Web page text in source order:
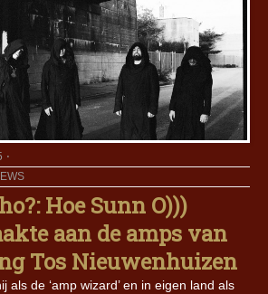
Hoe Sunn O)))
aan de amps van
Tos Nieuwenhuizen
als de ‘amp wizard’ en in eigen land als